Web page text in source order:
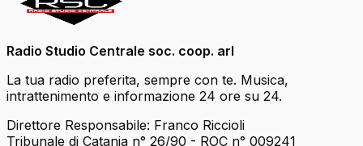
Radio Studio Centrale soc. coop. arl
La tua radio preferita, sempre con te. Musica,
intrattenimento e informazione 24 ore su 24.
Direttore Responsabile: Franco Riccioli
Tribunale di Catania n° 26/90 - ROC n° 009241